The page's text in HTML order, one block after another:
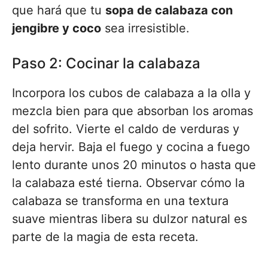
que hará que tu sopa de calabaza con
jengibre y coco sea irresistible.
Paso 2: Cocinar la calabaza
Incorpora los cubos de calabaza a la olla y
mezcla bien para que absorban los aromas
del sofrito. Vierte el caldo de verduras y
deja hervir. Baja el fuego y cocina a fuego
lento durante unos 20 minutos o hasta que
la calabaza esté tierna. Observar cómo la
calabaza se transforma en una textura
suave mientras libera su dulzor natural es
parte de la magia de esta receta.